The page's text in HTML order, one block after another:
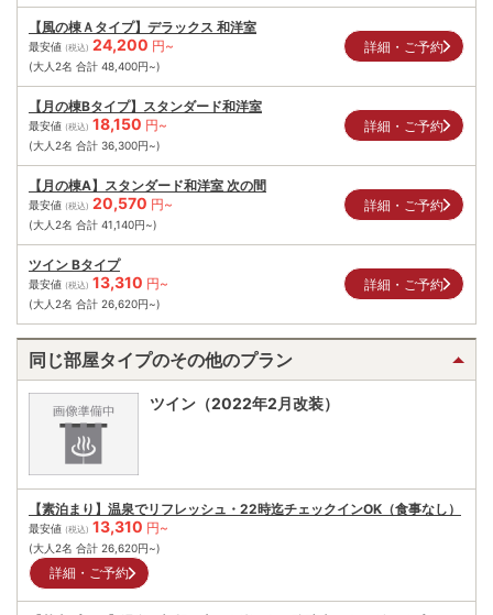
【風の棟Ａタイプ】デラックス 和洋室
最安値 (税込) 24,200 円~
(大人2名 合計 48,400円~)
詳細・ご予約
【月の棟Bタイプ】スタンダード和洋室
最安値 (税込) 18,150 円~
(大人2名 合計 36,300円~)
詳細・ご予約
【月の棟A】スタンダード和洋室 次の間
最安値 (税込) 20,570 円~
(大人2名 合計 41,140円~)
詳細・ご予約
ツイン Bタイプ
最安値 (税込) 13,310 円~
(大人2名 合計 26,620円~)
詳細・ご予約
同じ部屋タイプのその他のプラン
ツイン（2022年2月改装）
【素泊まり】温泉でリフレッシュ・22時迄チェックインOK（食事なし）
最安値 (税込) 13,310 円~
(大人2名 合計 26,620円~)
詳細・ご予約